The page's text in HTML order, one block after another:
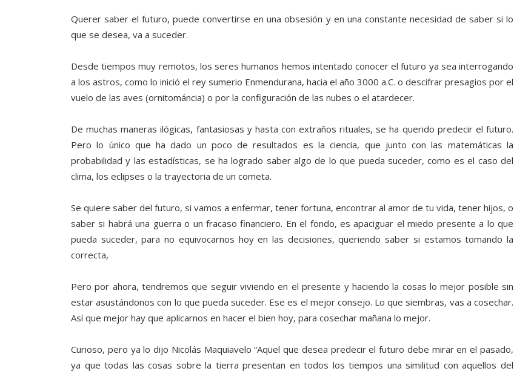
Querer saber el futuro, puede convertirse en una obsesión y en una constante necesidad de saber si lo
que se desea, va a suceder.
Desde tiempos muy remotos, los seres humanos hemos intentado conocer el futuro ya sea interrogando
a los astros, como lo inició el rey sumerio Enmendurana, hacia el año 3000 a.C. o descifrar presagios por el
vuelo de las aves (ornitománcia) o por la configuración de las nubes o el atardecer.
De muchas maneras ilógicas, fantasiosas y hasta con extraños rituales, se ha querido predecir el futuro.
Pero lo único que ha dado un poco de resultados es la ciencia, que junto con las matemáticas la
probabilidad y las estadísticas, se ha logrado saber algo de lo que pueda suceder, como es el caso del
clima, los eclipses o la trayectoria de un cometa.
Se quiere saber del futuro, si vamos a enfermar, tener fortuna, encontrar al amor de tu vida, tener hijos, o
saber si habrá una guerra o un fracaso financiero. En el fondo, es apaciguar el miedo presente a lo que
pueda suceder, para no equivocarnos hoy en las decisiones, queriendo saber si estamos tomando la
correcta,
Pero por ahora, tendremos que seguir viviendo en el presente y haciendo la cosas lo mejor posible sin
estar asustándonos con lo que pueda suceder. Ese es el mejor consejo. Lo que siembras, vas a cosechar.
Así que mejor hay que aplicarnos en hacer el bien hoy, para cosechar mañana lo mejor.
Curioso, pero ya lo dijo Nicolás Maquiavelo “Aquel que desea predecir el futuro debe mirar en el pasado,
ya que todas las cosas sobre la tierra presentan en todos los tiempos una similitud con aquellos del